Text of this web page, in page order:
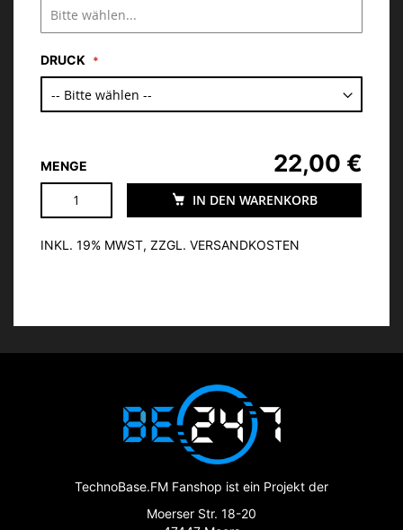
DRUCK
MENGE
IN DEN WARENKORB
22,00 €
INKL. 19% MWST, ZZGL. VERSANDKOSTEN
TechnoBase.FM Fanshop ist ein Projekt der
Moerser Str. 18-20